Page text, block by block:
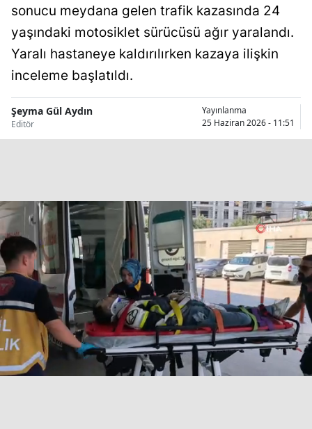
Artvin
Aydın
Burdur
Bursa
Çanakkale
Çankırı
Çorum
Denizli
sonucu meydana gelen trafik kazasında 24
yaşındaki motosiklet sürücüsü ağır yaralandı.
Yaralı hastaneye kaldırılırken kazaya ilişkin
inceleme başlatıldı.
Şeyma Gül Aydın
Editör
Yayınlanma
25 Haziran 2026 - 11:51